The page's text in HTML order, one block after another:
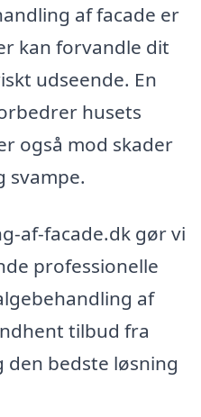
af facade er
kan forvandle dit
udseende. En
husets
også mod skader
svampe.
af-facade.dk gør vi
professionelle
af
tilbud fra
bedste løsning